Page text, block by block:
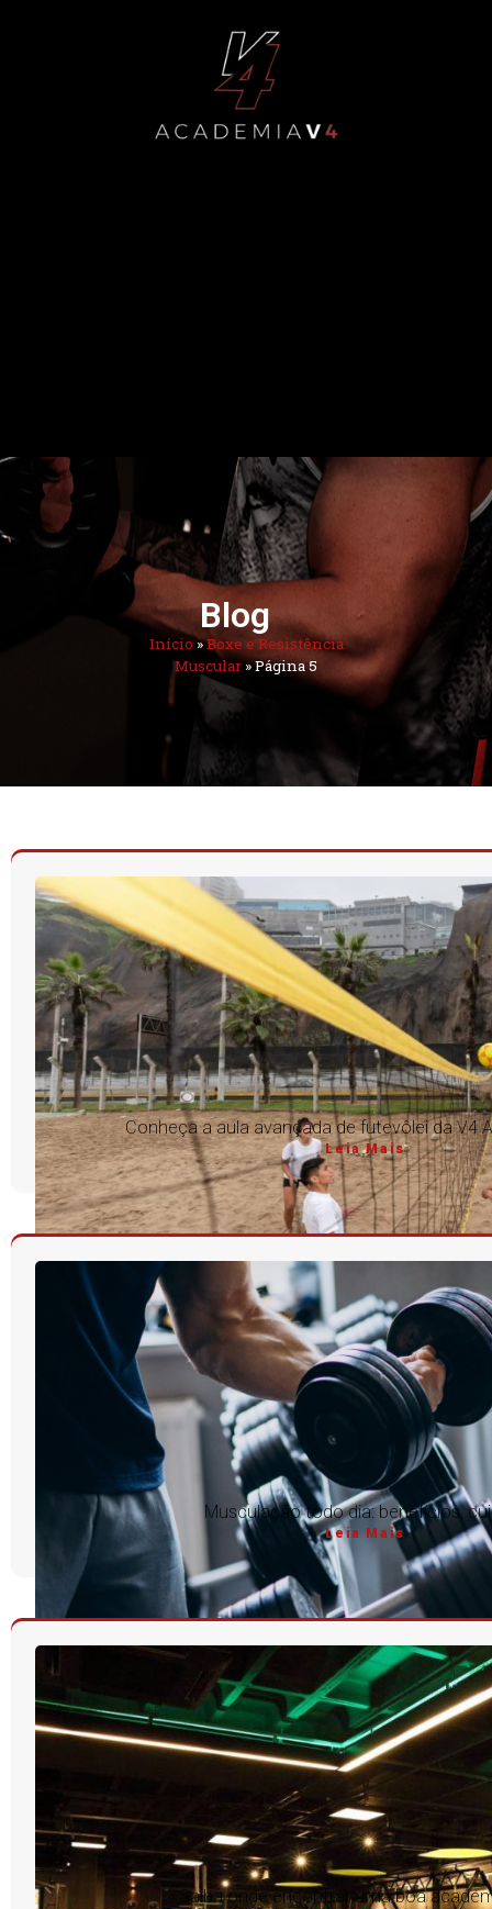
Blog
Início»Boxe e Resistência
Muscular»Página 5
Conheça a aula avançada de futevôlei da V4
Leia Mais
Musculação todo dia: benefícios,
Leia Mais
Saiba onde encontrar uma boa